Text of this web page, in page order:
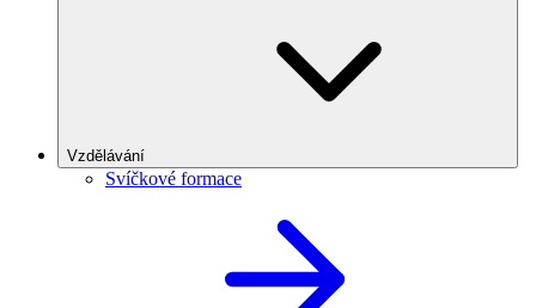
Vzdělávání
Svíčkové formace